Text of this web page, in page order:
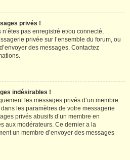
privés !
n’êtes pas enregistré et/ou connecté,
privée sur l’ensemble du forum, ou
des messages. Contactez
indésirables !
les messages privés d’un membre
les paramètres de votre messagerie
privés abusifs d’un membre en
aux modérateurs. Ce dernier a la
un membre d’envoyer des messages